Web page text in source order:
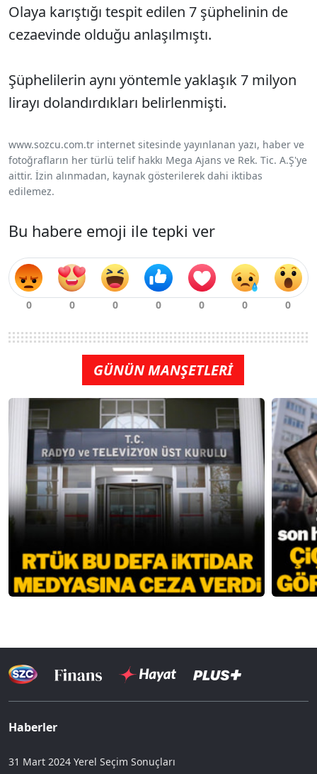
Olaya karıştığı tespit edilen 7 şüphelinin de
cezaevinde olduğu anlaşılmıştı.
Şüphelilerin aynı yöntemle yaklaşık 7 milyon
lirayı dolandırdıkları belirlenmişti.
www.sozcu.com.tr internet sitesinde yayınlanan yazı, haber ve
fotoğrafların her türlü telif hakkı Mega Ajans ve Rek. Tic. A.Ş'ye
aittir. İzin alınmadan, kaynak gösterilerek dahi iktibas
edilemez.
Bu habere emoji ile tepki ver
GÜNÜN MANŞETLERİ
Haberler
31 Mart 2024 Yerel Seçim Sonuçları